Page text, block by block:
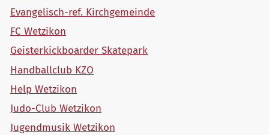
Evangelisch-ref. Kirchgemeinde
FC Wetzikon
Geisterkickboarder Skatepark
Handballclub KZO
Help Wetzikon
Judo-Club Wetzikon
Jugendmusik Wetzikon